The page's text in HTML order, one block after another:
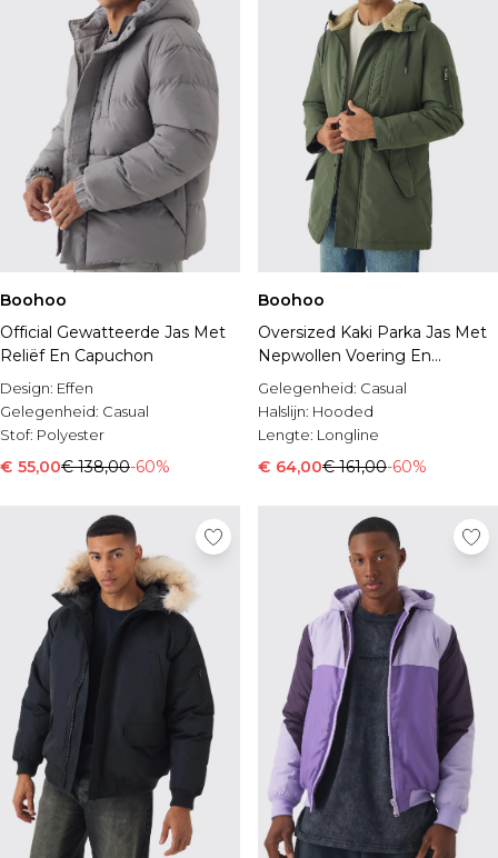
Boohoo
Official Gewatteerde Jas Met
Reliëf En Capuchon
Design: Effen
Gelegenheid: Casual
Stof: Polyester
€ 55,00€ 138,00-60%
Boohoo
Oversized Kaki Parka Jas Met
Nepwollen Voering En
Capuchon
Gelegenheid: Casual
Halslijn: Hooded
Lengte: Longline
€ 64,00€ 161,00-60%